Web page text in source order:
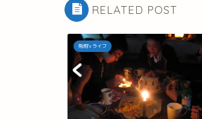
RELATED POST
飛翔's ライフ